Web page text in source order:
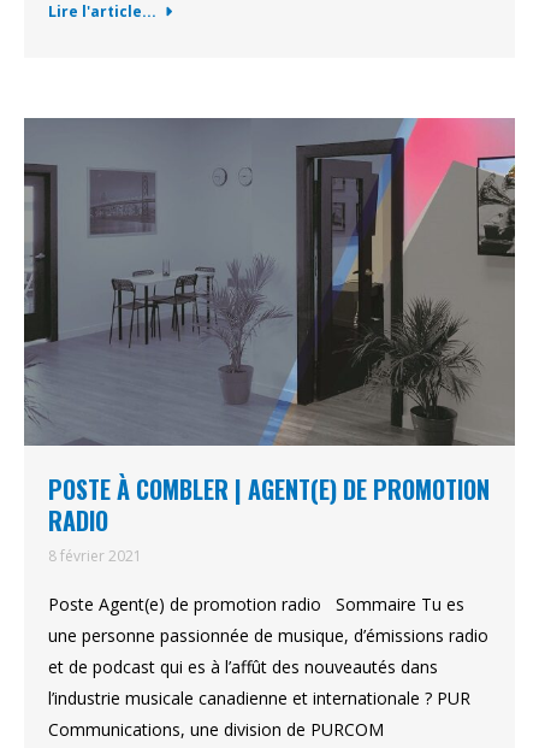
Lire l'article...
POSTE À COMBLER | AGENT(E) DE PROMOTION
RADIO
8 février 2021
Poste Agent(e) de promotion radio Sommaire Tu es
une personne passionnée de musique, d’émissions radio
et de podcast qui es à l’affût des nouveautés dans
l’industrie musicale canadienne et internationale ? PUR
Communications, une division de PURCOM